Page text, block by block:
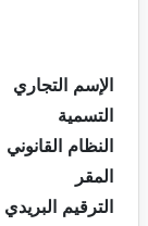
الإسم التجاري
التسمية
النظام القانوني
المقر
الترقيم البريدي